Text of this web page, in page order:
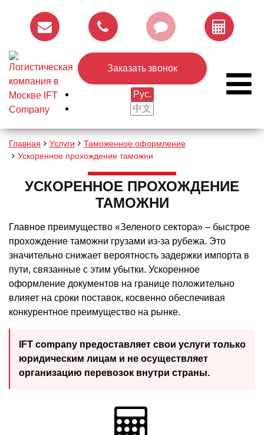
Заказать звонок
Рус.
中文
Главная Услуги
Таможенное оформление
Ускоренное прохождение таможни
УСКОРЕННОЕ ПРОХОЖДЕНИЕ
ТАМОЖНИ
Главное преимущество «Зеленого сектора» – быстрое
прохождение таможни грузами из-за рубежа. Это
значительно снижает вероятность задержки импорта в
пути, связанные с этим убытки. Ускоренное
оформление документов на границе положительно
влияет на сроки поставок, косвенно обеспечивая
конкурентное преимущество на рынке.
IFT company предоставляет свои услуги только
юридическим лицам и не осуществляет
организацию перевозок внутри страны.